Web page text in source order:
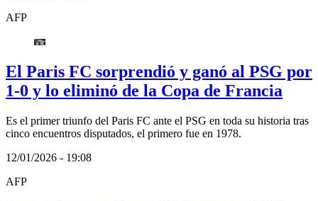
AFP
El Paris FC sorprendió y ganó al PSG por
1-0 y lo eliminó de la Copa de Francia
Es el primer triunfo del Paris FC ante el PSG en toda su historia tras
cinco encuentros disputados, el primero fue en 1978.
12/01/2026 - 19:08
AFP